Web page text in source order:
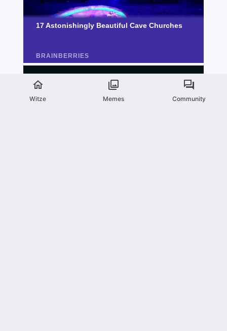
Witze Memes Community